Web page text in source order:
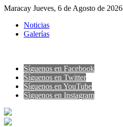
Maracay Jueves, 6 de Agosto de 2026
Noticias
Galerías
Síguenos en Facebook
Síguenos en Twitter
Síguenos en YouTube
Sìguenos en Instagram